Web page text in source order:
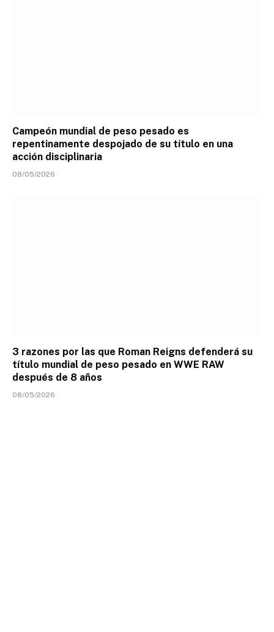
Campeón mundial de peso pesado es
repentinamente despojado de su título en una
acción disciplinaria
08/05/2026
3 razones por las que Roman Reigns defenderá su
título mundial de peso pesado en WWE RAW
después de 8 años
08/05/2026